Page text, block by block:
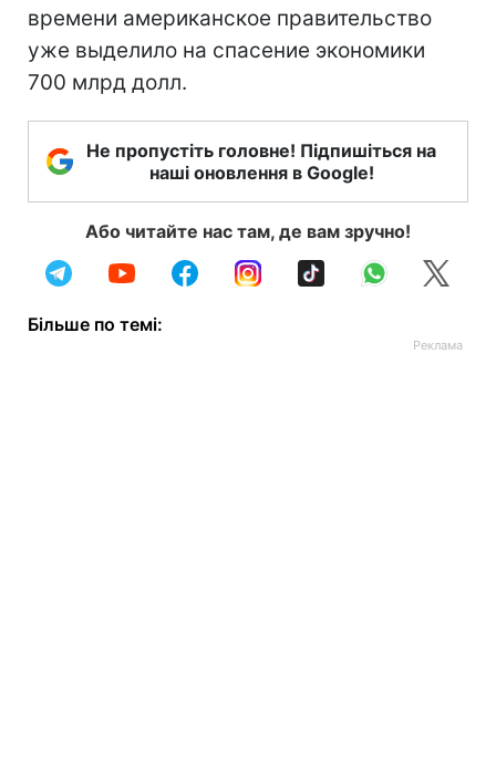
времени американское правительство
уже выделило на спасение экономики
700 млрд долл.
Не пропустіть головне! Підпишіться на
наші оновлення в Google!
Або читайте нас там, де вам зручно!
Більше по темі: